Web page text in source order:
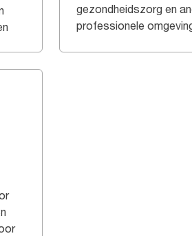
gezondheidszorg en
professionele